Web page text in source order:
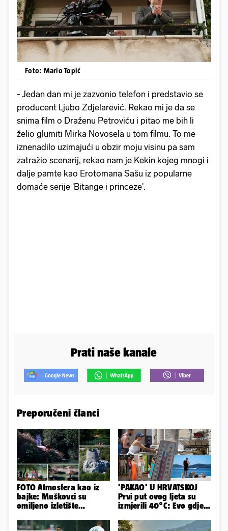
Foto: Mario Topić
- Jedan dan mi je zazvonio telefon i predstavio se
producent Ljubo Zdjelarević. Rekao mi je da se
snima film o Draženu Petroviću i pitao me bih li
želio glumiti Mirka Novosela u tom filmu. To me
iznenadilo uzimajući u obzir moju visinu pa sam
zatražio scenarij, rekao nam je Kekin kojeg mnogi i
dalje pamte kao Erotomana Sašu iz popularne
domaće serije 'Bitange i princeze'.
Prati naše kanale
Preporučeni članci
FOTO Atmosfera kao iz
bajke: Muškovci su
omiljeno izletište
zašto
'PAKAO' U HRVATSKOJ
Prvi put ovog ljeta su
izmjerili 40°C: Evo gdje
spas